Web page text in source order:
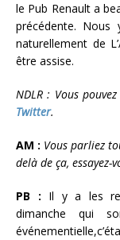
le Pub Renault a
précédente.
naturellement de
être assise.
NDLR : Vous
Twitter.
AM : Vous parliez
delà de ça, essayez-
PB : Il y a les
dimanche qui